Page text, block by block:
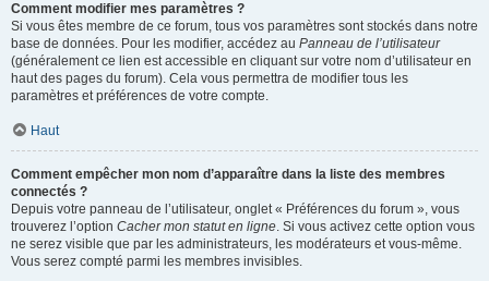
Comment modifier mes paramètres ?
Si vous êtes membre de ce forum, tous vos paramètres sont stockés dans notre
base de données. Pour les modifier, accédez au Panneau de l’utilisateur
(généralement ce lien est accessible en cliquant sur votre nom d’utilisateur en
haut des pages du forum). Cela vous permettra de modifier tous les
paramètres et préférences de votre compte.
Haut
Comment empêcher mon nom d’apparaître dans la liste des membres
connectés ?
Depuis votre panneau de l’utilisateur, onglet « Préférences du forum », vous
trouverez l’option Cacher mon statut en ligne. Si vous activez cette option vous
ne serez visible que par les administrateurs, les modérateurs et vous-même.
Vous serez compté parmi les membres invisibles.